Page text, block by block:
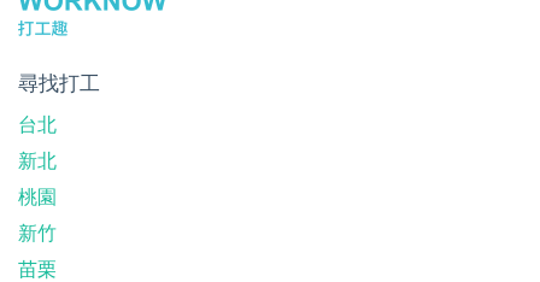
尋找打工
台北
新北
桃園
新竹
苗栗